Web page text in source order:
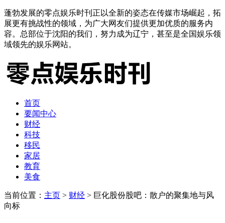
蓬勃发展的零点娱乐时刊正以全新的姿态在传媒市场崛起，拓
展更有挑战性的领域，为广大网友们提供更加优质的服务内
容。总部位于沈阳的我们，努力成为辽宁，甚至是全国娱乐领
域领先的娱乐网站。
首页
要闻中心
财经
科技
移民
家居
教育
美食
当前位置： 主页 > 财经 > 巨化股份股吧：散户的聚集地与风
向标